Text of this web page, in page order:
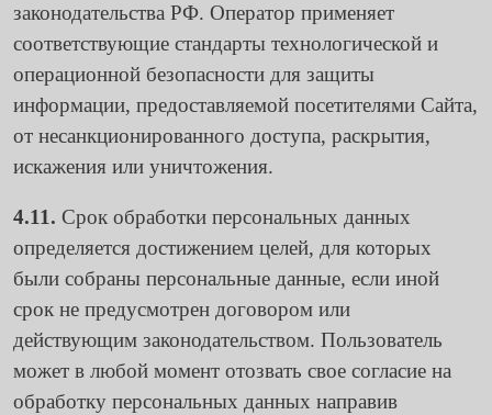
законодательства РФ. Оператор применяет
соответствующие стандарты технологической и
операционной безопасности для защиты
информации, предоставляемой посетителями Сайта,
от несанкционированного доступа, раскрытия,
искажения или уничтожения.
4.11. Срок обработки персональных данных
определяется достижением целей, для которых
были собраны персональные данные, если иной
срок не предусмотрен договором или
действующим законодательством. Пользователь
может в любой момент отозвать свое согласие на
обработку персональных данных направив